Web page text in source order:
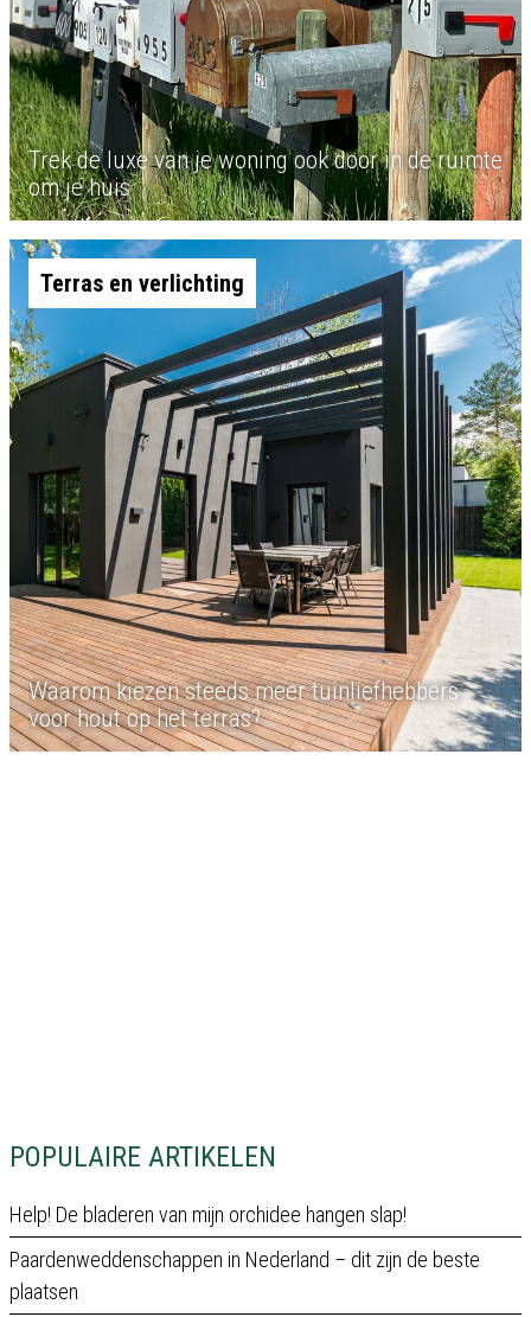
POPULAIRE ARTIKELEN
Help! De bladeren van mijn orchidee hangen slap!
Paardenweddenschappen in Nederland – dit zijn de beste
plaatsen
Trek de luxe van je woning ook door in de ruimte
om je huis
Terras en verlichting
Waarom kiezen steeds meer tuinliefhebbers
voor hout op het terras?